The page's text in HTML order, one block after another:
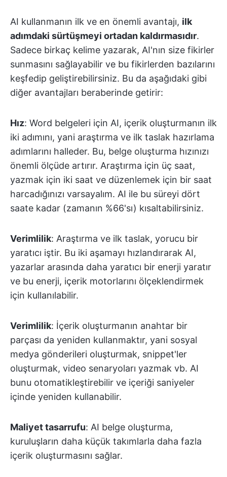
AI kullanmanın ilk ve en önemli avantajı, ilk
adımdaki sürtüşmeyi ortadan kaldırmasıdır.
Sadece birkaç kelime yazarak, AI'nın size fikirler
sunmasını sağlayabilir ve bu fikirlerden bazılarını
keşfedip geliştirebilirsiniz. Bu da aşağıdaki gibi
diğer avantajları beraberinde getirir:
Hız: Word belgeleri için AI, içerik oluşturmanın ilk
iki adımını, yani araştırma ve ilk taslak hazırlama
adımlarını halleder. Bu, belge oluşturma hızınızı
önemli ölçüde artırır. Araştırma için üç saat,
yazmak için iki saat ve düzenlemek için bir saat
harcadığınızı varsayalım. AI ile bu süreyi dört
saate kadar (zamanın %66'sı) kısaltabilirsiniz.
Verimlilik: Araştırma ve ilk taslak, yorucu bir
yaratıcı iştir. Bu iki aşamayı hızlandırarak AI,
yazarlar arasında daha yaratıcı bir enerji yaratır
ve bu enerji, içerik motorlarını ölçeklendirmek
için kullanılabilir.
Verimlilik: İçerik oluşturmanın anahtar bir
parçası da yeniden kullanmaktır, yani sosyal
medya gönderileri oluşturmak, snippet'ler
oluşturmak, video senaryoları yazmak vb. AI
bunu otomatikleştirebilir ve içeriği saniyeler
içinde yeniden kullanabilir.
Maliyet tasarrufu: AI belge oluşturma,
kuruluşların daha küçük takımlarla daha fazla
içerik oluşturmasını sağlar.